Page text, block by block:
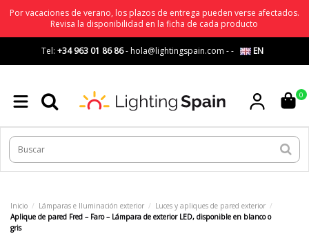
Por vacaciones de verano, los plazos de entrega pueden verse afectados.
Revisa la disponibilidad en la ficha de cada producto
Tel: +34 963 01 86 86-hola@lightingspain.com -- EN
0
Inicio Lámparas e Iluminación exterior
Luces y apliques de pared exterior
Aplique de pared Fred – Faro – Lámpara de exterior LED, disponible en blanco o
gris